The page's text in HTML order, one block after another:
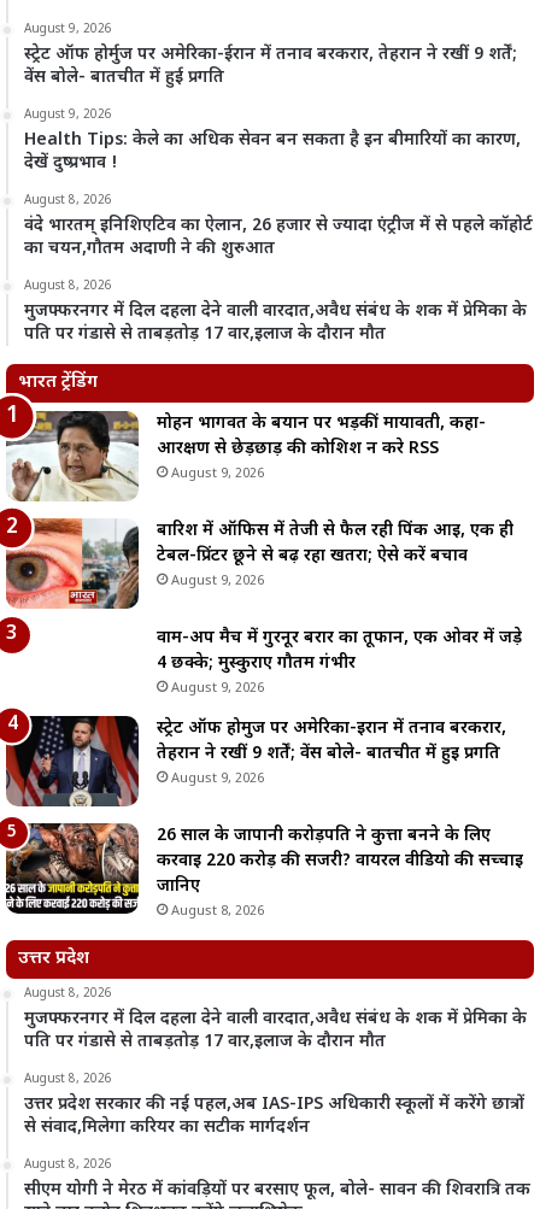
August 9, 2026
स्ट्रेट ऑफ होर्मुज पर अमेरिका-ईरान में तनाव बरकरार, तेहरान ने रखीं 9 शर्तें;
वेंस बोले- बातचीत में हुई प्रगति
August 9, 2026
Health Tips: केले का अधिक सेवन बन सकता है इन बीमारियों का कारण,
देखें दुष्प्रभाव !
August 8, 2026
वंदे भारतम् इनिशिएटिव का ऐलान, 26 हजार से ज्यादा एंट्रीज में से पहले कॉहोर्ट
का चयन,गौतम अदाणी ने की शुरुआत
August 8, 2026
मुजफ्फरनगर में दिल दहला देने वाली वारदात,अवैध संबंध के शक में प्रेमिका के
पति पर गंडासे से ताबड़तोड़ 17 वार,इलाज के दौरान मौत
भारत ट्रेंडिंग
मोहन भागवत के बयान पर भड़कीं मायावती, कहा-
आरक्षण से छेड़छाड़ की कोशिश न करे RSS
August 9, 2026
बारिश में ऑफिस में तेजी से फैल रही पिंक आई, एक ही
टेबल-प्रिंटर छूने से बढ़ रहा खतरा; ऐसे करें बचाव
August 9, 2026
वार्म-अप मैच में गुरनूर बरार का तूफान, एक ओवर में जड़े
4 छक्के; मुस्कुराए गौतम गंभीर
August 9, 2026
स्ट्रेट ऑफ होर्मुज पर अमेरिका-ईरान में तनाव बरकरार,
तेहरान ने रखीं 9 शर्तें; वेंस बोले- बातचीत में हुई प्रगति
August 9, 2026
26 साल के जापानी करोड़पति ने कुत्ता बनने के लिए
करवाई 220 करोड़ की सर्जरी? वायरल वीडियो की सच्चाई
जानिए
August 8, 2026
उत्तर प्रदेश
August 8, 2026
मुजफ्फरनगर में दिल दहला देने वाली वारदात,अवैध संबंध के शक में प्रेमिका के
पति पर गंडासे से ताबड़तोड़ 17 वार,इलाज के दौरान मौत
August 8, 2026
उत्तर प्रदेश सरकार की नई पहल,अब IAS-IPS अधिकारी स्कूलों में करेंगे छात्रों
से संवाद,मिलेगा करियर का सटीक मार्गदर्शन
August 8, 2026
सीएम योगी ने मेरठ में कांवड़ियों पर बरसाए फूल, बोले- सावन की शिवरात्रि तक